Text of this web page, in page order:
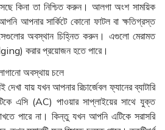
কিনা তা নিশ্চিত করুন। আলগা অংশ সাময়িক
আপনার সার্কিটে কোনো ফাটল বা ক্ষতিগ্রস্ত
অবস্থান চিহ্নিত করুন। এগুলো মেরামত
করার প্রয়োজন হতে পারে।
অবস্থায় চলে
যায় যখন আপনার রিচার্জেবল ফ্যানের ব্যাটারি
এসি (AC) পাওয়ার সাপ্লাইয়ের সাথে যুক্ত
পারে না। কিন্তু যখন আপনি এটিকে সরাসরি